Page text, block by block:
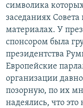
символика
заседаниях
материалах. У
спонсором была
президентства
Европейские
организации
позорную, по их
надеялись, что это